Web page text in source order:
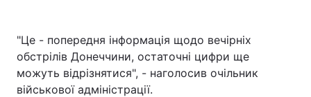
"Це - попередня інформація щодо вечірніх
обстрілів Донеччини, остаточні цифри ще
можуть відрізнятися", - наголосив очільник
військової адміністрації.